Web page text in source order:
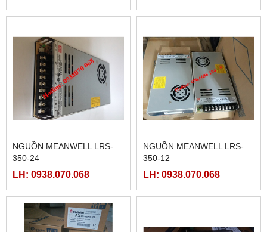
NGUỒN MEANWELL LRS-
350-24
LH: 0938.070.068
NGUỒN MEANWELL LRS-
350-12
LH: 0938.070.068